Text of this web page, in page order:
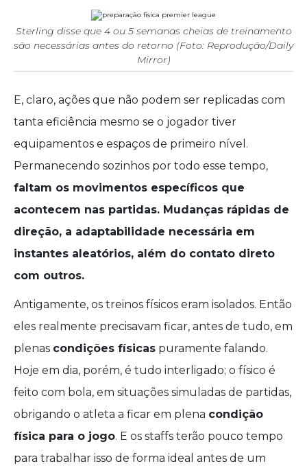
Sterling disse que 4 ou 5 semanas cheias de treinamento
são necessárias antes do retorno (Foto: Reprodução/Daily
Mirror)
E, claro, ações que não podem ser replicadas com
tanta eficiência mesmo se o jogador tiver
equipamentos e espaços de primeiro nível.
Permanecendo sozinhos por todo esse tempo,
faltam os movimentos específicos que
acontecem nas partidas. Mudanças rápidas de
direção, a adaptabilidade necessária em
instantes aleatórios, além do contato direto
com outros.
Antigamente, os treinos físicos eram isolados. Então
eles realmente precisavam ficar, antes de tudo, em
plenas condições físicas puramente falando.
Hoje em dia, porém, é tudo interligado; o físico é
feito com bola, em situações simuladas de partidas,
obrigando o atleta a ficar em plena condição
física para o jogo. E os staffs terão pouco tempo
para trabalhar isso de forma ideal antes de um